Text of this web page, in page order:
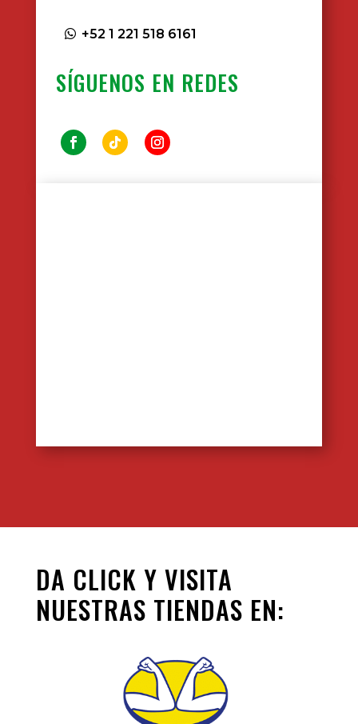
+52 1 221 518 6161
SÍGUENOS EN REDES
DA CLICK Y VISITA
NUESTRAS TIENDAS EN: